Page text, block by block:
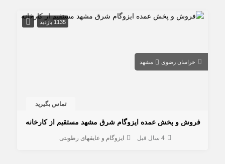
1135 بازدید
خراسان رضوی مشهد
تماس بگیرید
فروش و پخش عمده ایزوگام شرق مشهد مستقیم از کارخانه
4 سال قبل ایزوگام و عایقهای رطوبتی